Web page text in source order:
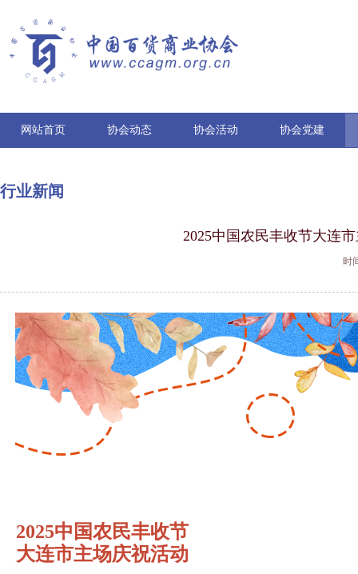
网站首页 协会动态 协会活动 协会党建
行业新闻
2025中国农民丰收节大连
时
2025中国农民丰收节
大连市主场庆祝活动